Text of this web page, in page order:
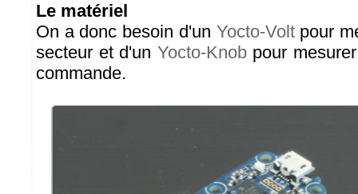
Le matériel
On a donc besoin d'un Yocto-Voltpour
secteur et d'un Yocto-Knobpour
commande.